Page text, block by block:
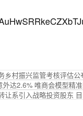
乡村振兴监管考核评估
达2.6% 唯商会模型精
让系引入战略投资股东